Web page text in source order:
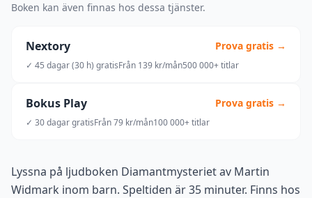
Boken kan även finnas hos dessa tjänster.
Nextory Prova gratis →
✓ 45 dagar (30 h) gratisFrån 139 kr/mån500 000+ titlar
Bokus Play Prova gratis →
✓ 30 dagar gratisFrån 79 kr/mån100 000+ titlar
Lyssna på ljudboken Diamantmysteriet av Martin
Widmark inom barn. Speltiden är 35 minuter. Finns hos